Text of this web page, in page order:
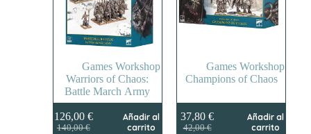
Games Workshop
Warriors of Chaos:
Battle March Army
140,00€
El
126,00 €
El
Añadir al
carrito
Games Workshop
Champions of Chaos
42,00€
El
37,80€
El
Añadir al
carrito